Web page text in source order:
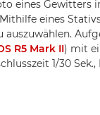
eines
eines
R5 Mark II) mit
1/30